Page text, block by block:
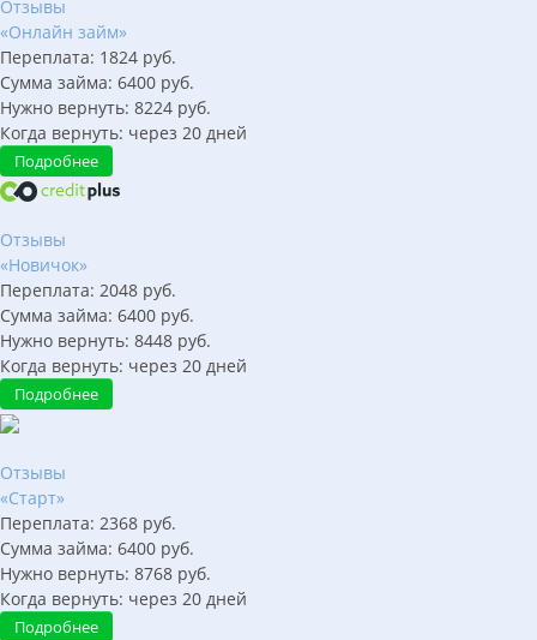
Отзывы
«Онлайн займ»
Переплата: 1824 руб.
Сумма займа: 6400 руб.
Нужно вернуть: 8224 руб.
Когда вернуть: через 20 дней
Подробнее
Отзывы
«Новичок»
Переплата: 2048 руб.
Сумма займа: 6400 руб.
Нужно вернуть: 8448 руб.
Когда вернуть: через 20 дней
Подробнее
Отзывы
«Старт»
Переплата: 2368 руб.
Сумма займа: 6400 руб.
Нужно вернуть: 8768 руб.
Когда вернуть: через 20 дней
Подробнее